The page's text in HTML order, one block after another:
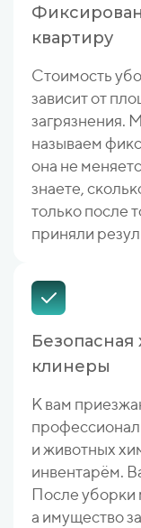
квартиру
Стоимость
зависит от
загрязнения.
называем
она не
знаете,
только после
приняли
клинеры
К вам
и животных
инвентарём.
После
а имущество